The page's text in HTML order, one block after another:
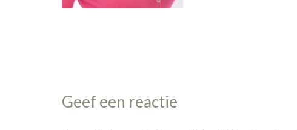
Geef een reactie